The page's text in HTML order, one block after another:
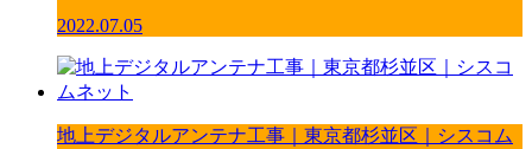
2022.07.05
地上デジタルアンテナ工事｜東京都杉並区｜シスコム